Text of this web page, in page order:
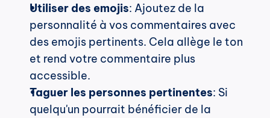
Utiliser des emojis: Ajoutez de la
personnalité à vos commentaires avec
des emojis pertinents. Cela allège le ton
et rend votre commentaire plus
accessible.
Taguer les personnes pertinentes: Si
quelqu'un pourrait bénéficier de la